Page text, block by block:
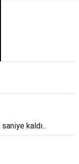
saniye kaldı..